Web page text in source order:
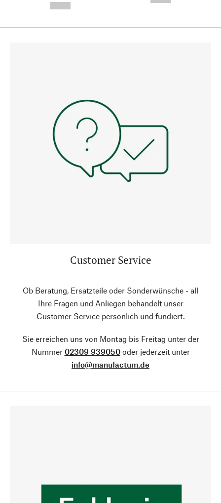
Customer Service
Ob Beratung, Ersatzteile oder Sonderwünsche - all
Ihre Fragen und Anliegen behandelt unser
Customer Service persönlich und fundiert.
Sie erreichen uns von Montag bis Freitag unter der
Nummer 02309 939050oder jederzeit unter
info@manufactum.de